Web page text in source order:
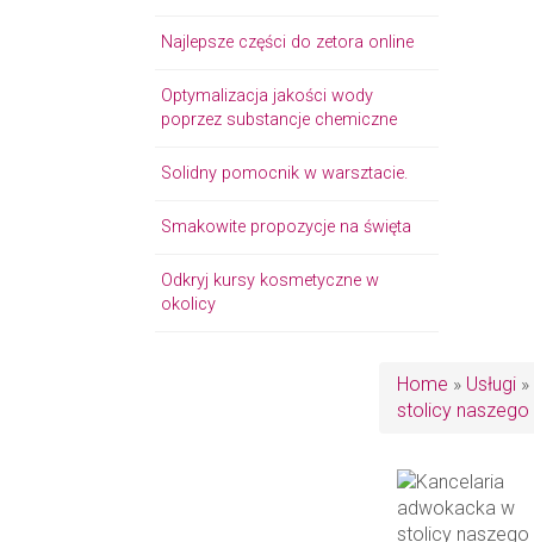
Najlepsze części do zetora online
Optymalizacja jakości wody
poprzez substancje chemiczne
Solidny pomocnik w warsztacie.
Smakowite propozycje na święta
Odkryj kursy kosmetyczne w
okolicy
Home » Usługi»
stolicy naszego